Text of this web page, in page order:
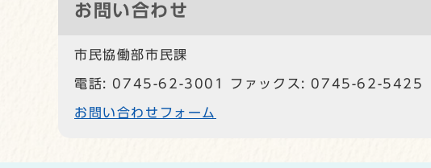
お問い合わせ
市民協働部市民課
電話: 0745-62-3001 ファックス: 0745-62-5425
お問い合わせフォーム